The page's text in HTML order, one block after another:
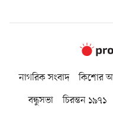
নাগরিক সংবাদ কিশোর
বন্ধুসভা
চিরন্তন ১৯৭১